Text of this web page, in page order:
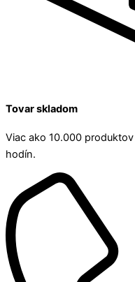
Tovar skladom
Viac ako 10.000
hodín.